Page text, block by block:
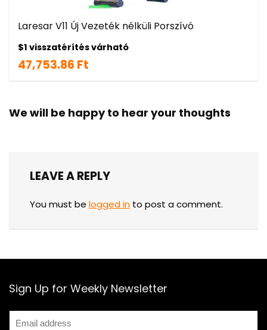
Laresar V11 Új Vezeték nélküli Porszívó
$1 visszatérítés várható
47,753.86 Ft
We will be happy to hear your thoughts
LEAVE A REPLY
You must be logged in to post a comment.
Sign Up for Weekly Newsletter